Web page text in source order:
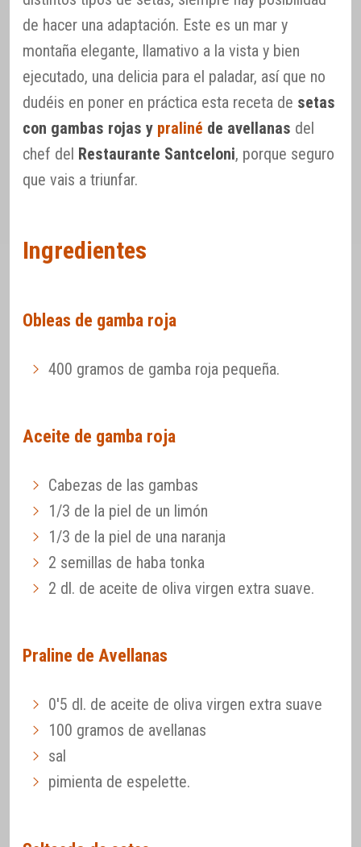
de hacer una adaptación. Este es un mar y
montaña elegante, llamativo a la vista y bien
ejecutado, una delicia para el paladar, así que no
dudéis en poner en práctica esta receta de setas
con gambas rojas y praliné de avellanas del
chef del Restaurante Santceloni, porque seguro
que vais a triunfar.
Ingredientes
Obleas de gamba roja
400 gramos de gamba roja pequeña.
Aceite de gamba roja
Cabezas de las gambas
1/3 de la piel de un limón
1/3 de la piel de una naranja
2 semillas de haba tonka
2 dl. de aceite de oliva virgen extra suave.
Praline de Avellanas
0'5 dl. de aceite de oliva virgen extra suave
100 gramos de avellanas
sal
pimienta de espelette.